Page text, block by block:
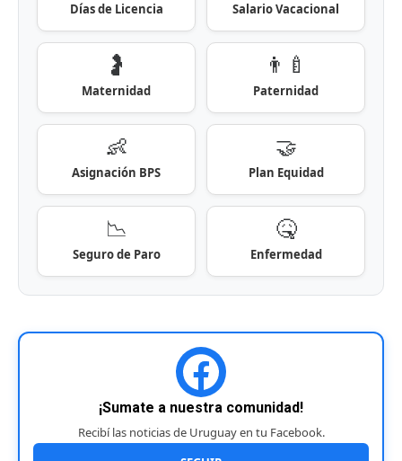
Días de Licencia Salario Vacacional
🤰
Maternidad
👨‍🍼
Paternidad
👶
Asignación BPS
🤝
Plan Equidad
📉
Seguro de Paro
🤒
Enfermedad
¡Sumate a nuestra comunidad!
Recibí las noticias de Uruguay en tu Facebook.